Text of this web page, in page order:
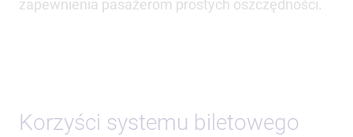
zapewnienia pasażerom prostych oszczędności.
Korzyści systemu biletowego